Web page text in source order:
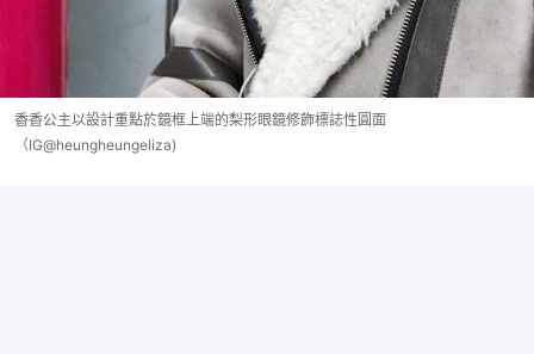
香香公主以設計重點於鏡框上端的梨形眼鏡修飾標誌性圓面
（IG@heungheungeliza)